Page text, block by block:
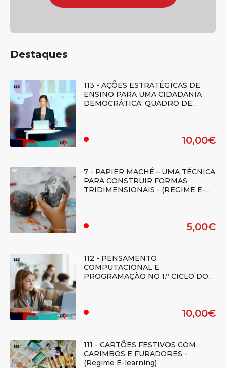
Destaques
113 - AÇÕES ESTRATÉGICAS DE
ENSINO PARA UMA CIDADANIA
DEMOCRÁTICA: QUADRO DE
. 10,00€
7 - PAPIER MACHÉ – UMA TÉCNICA
PARA CONSTRUIR FORMAS
TRIDIMENSIONAIS - (REGIME E-
. 5,00€
112 - PENSAMENTO
COMPUTACIONAL E
PROGRAMAÇÃO NO 1.º CICLO DO
. 10,00€
111 - CARTÕES FESTIVOS COM
CARIMBOS E FURADORES -
(Regime E-learning)